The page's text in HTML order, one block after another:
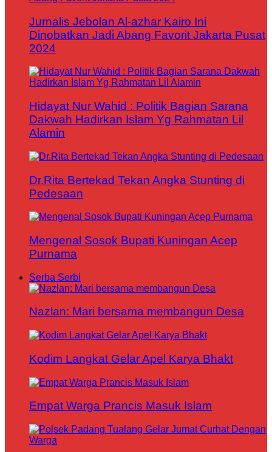
Jurnalis Jebolan Al-azhar Kairo Ini
Dinobatkan Jadi Abang Favorit Jakarta Pusat
2024
Hidayat Nur Wahid : Politik Bagian Sarana
Dakwah Hadirkan Islam Yg Rahmatan Lil
Alamin
Dr.Rita Bertekad Tekan Angka Stunting di
Pedesaan
Mengenal Sosok Bupati Kuningan Acep
Purnama
Serba Serbi
Nazlan: Mari bersama membangun Desa
Kodim Langkat Gelar Apel Karya Bhakt
Empat Warga Prancis Masuk Islam